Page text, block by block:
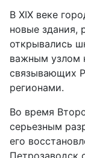
В XIX веке
новые здания,
открывались
важным узлом
связывающих
регионами.
Во время
серьезным
его